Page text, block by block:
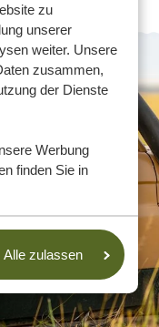
zu
unserer
weiter. Unsere
zusammen,
der Dienste
Werbung
finden Sie in
Alle zulassen